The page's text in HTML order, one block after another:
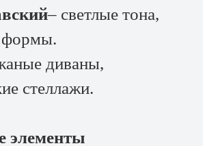
– светлые тона,
формы.
диваны,
стеллажи.
элементы